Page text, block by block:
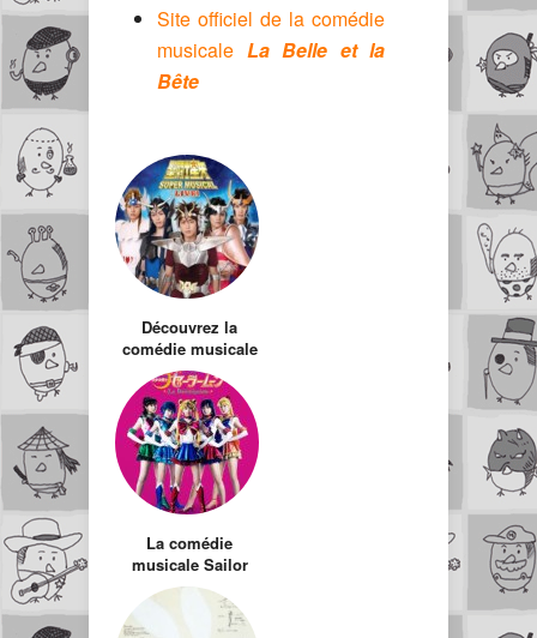
Site officiel de la comédie
musicale La Belle et la
Bête
Découvrez la
comédie musicale
Saint Seiya
La comédie
musicale Sailor
Moon arrive au